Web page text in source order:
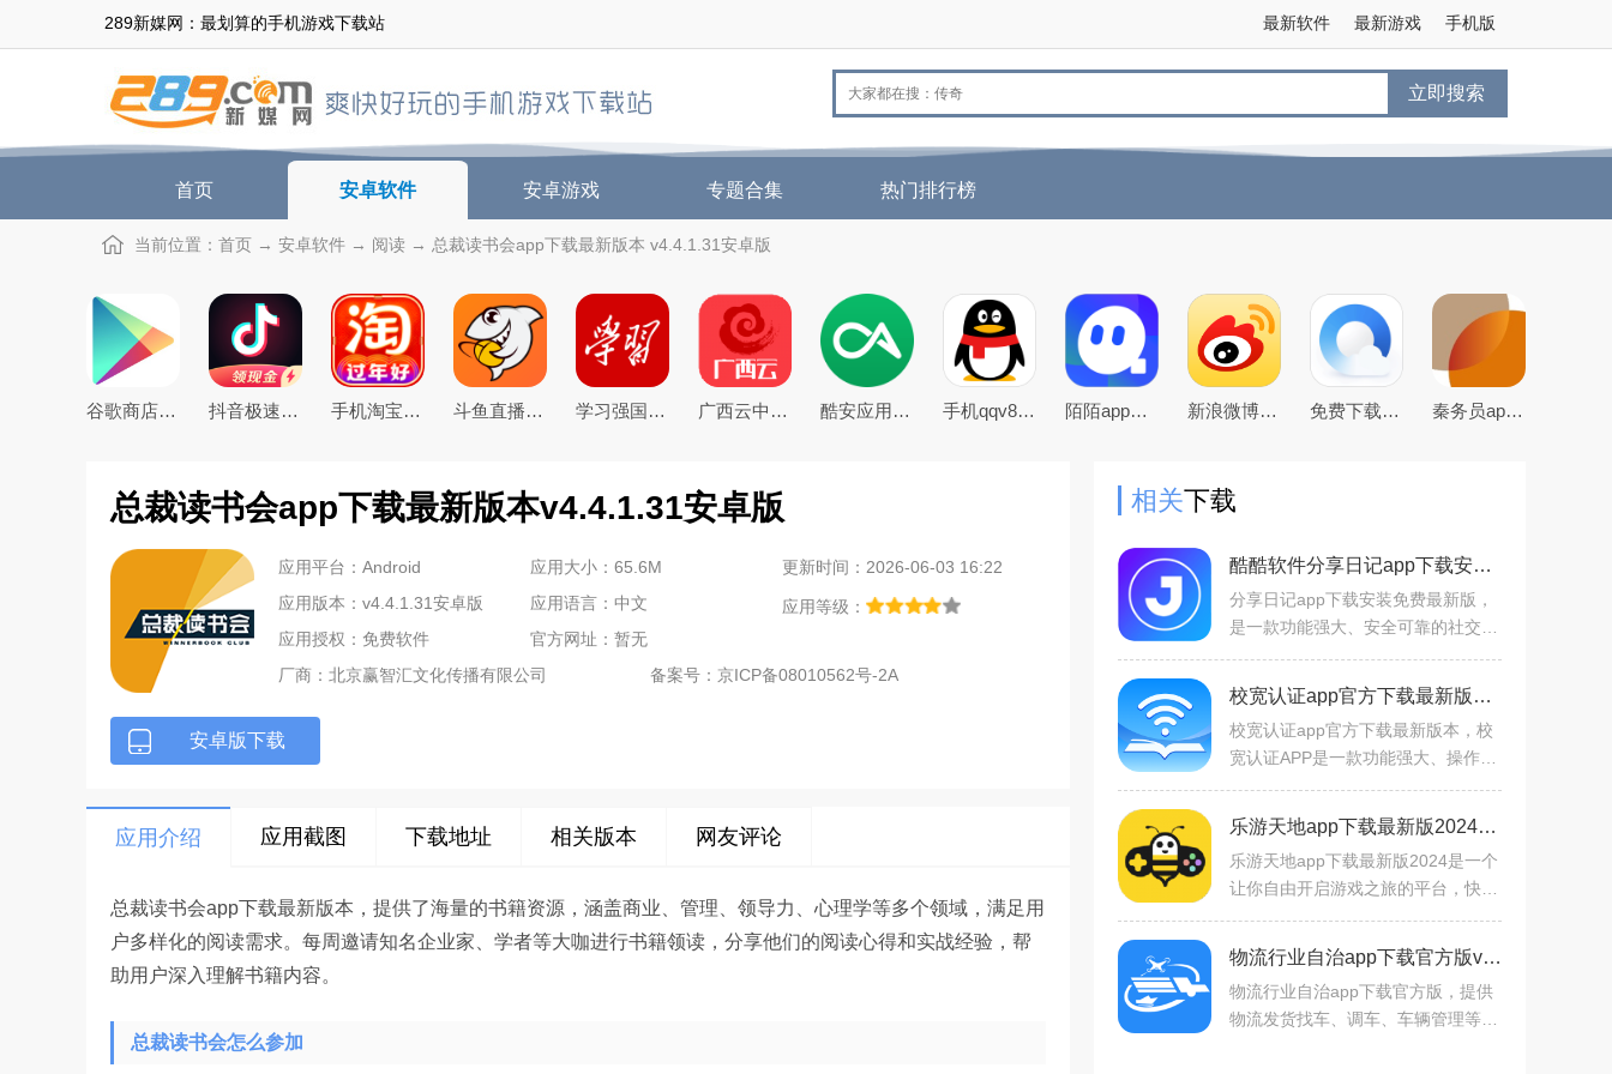
289新媒网：最划算的手机游戏下载站 手机版
最新游戏
最新软件
立即搜索
首页 安卓软件 安卓游戏 专题合集 热门排行榜
当前位置： 首页 → 安卓软件 → 阅读 → 总裁读书会app下载最新版本 v4.4.1.31安卓版
谷歌商店google play store最新版本下载 抖音极速版免费下载2026最新版 手机淘宝下载2026app最新版 斗鱼直播下载2026官方版 学习强国app手机客户端 广西云中小学空中课堂app 酷安应用商店app下载2026最新版 手机qqv8.5.0官方正式版 陌陌app下载2026最新官方版 新浪微博app下载2026官方最新版 免费下载2026最新版手机QQ浏览器 秦务员app下载2026最新版
总裁读书会app下载最新版本v4.4.1.31安卓版
应用平台：Android 应用大小：65.6M
更新时间：2026-06-03 16:22
应用版本：v4.4.1.31安卓版
应用语言：中文
应用等级：
应用授权：免费软件
官方网址：暂无
厂商： 北京赢智汇文化传播有限公司 备案号： 京ICP备08010562号-2A
安卓版下载
应用介绍 应用截图 下载地址 相关版本 网友评论
总裁读书会app下载最新版本，提供了海量的书籍资源，涵盖商业、管理、领导力、心理学等多个领域，满足用
户多样化的阅读需求。每周邀请知名企业家、学者等大咖进行书籍领读，分享他们的阅读心得和实战经验，帮
助用户深入理解书籍内容。
总裁读书会怎么参加
相关下载
酷酷软件分享日记app下载安装免费最新版v4.3.0官方最新安卓版
分享日记app下载安装免费最新版，
是一款功能强大、安全可靠的社交电
种全新的管理和各种内容，海量的资
讯和测评内容还有电影内容
校宽认证app官方下载最新版本v1.0.2024.22070702安卓版
校宽认证app官方下载最新版本，校
宽认证APP是一款功能强大、操作简
道下载最新版本，用户可以享受到更
加便捷、安全的上网体验。
乐游天地app下载最新版2024v2.1安卓版
乐游天地app下载最新版2024是一个
让你自由开启游戏之旅的平台，快速
样的游戏，可以很容易地搜索。每个
游戏都有相关的资源，如指
物流行业自治app下载官方版v1.0.5最新安卓版
物流行业自治app下载官方版，提供
物流发货找车、调车、车辆管理等功